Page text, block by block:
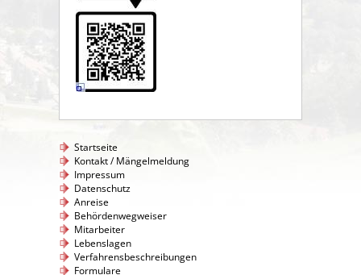
Startseite
Kontakt / Mängelmeldung
Impressum
Datenschutz
Anreise
Behördenwegweiser
Mitarbeiter
Lebenslagen
Verfahrensbeschreibungen
Formulare